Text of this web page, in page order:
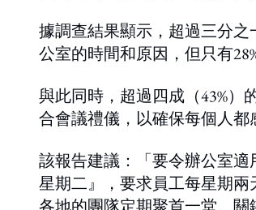
據調查結果顯示，超過三分
公室的時間和原因，但只有
與此同時，超過四成（43%）
合會議禮儀，以確保每個人都
該報告建議：「要令辦公室
星期二』，要求員工每星期